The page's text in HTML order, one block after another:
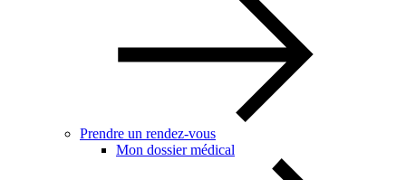
Prendre un rendez-vous
Mon dossier médical